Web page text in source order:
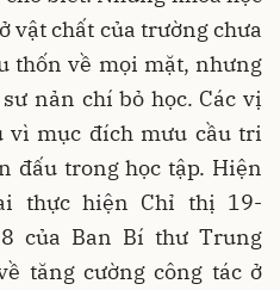
vật chất của trường chưa
thốn về mọi mặt, nhưng
nản chí bỏ học. Các vị
vì mục đích mưu cầu tri
đấu trong học tập. Hiện
thực hiện Chỉ thị 19-
của Ban Bí thư Trung
tăng cường công tác ở